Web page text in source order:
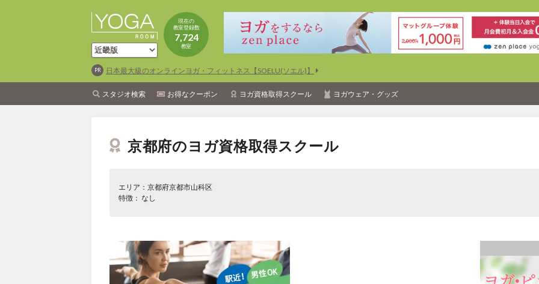
現在の
教室登録数
7,724
教室
日本最大級のオンラインヨガ・フィットネス【SOELU(ソエル)】
スタジオ検索 お得なクーポン ヨガ資格取得スクール ヨガウェア・グッズ
京都府のヨガ資格取得スクール
エリア：京都府京都市山科区
特徴： なし